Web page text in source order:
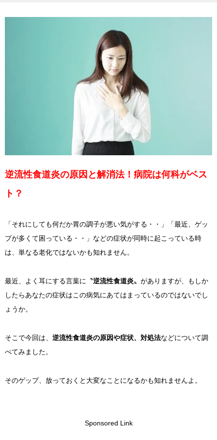
逆流性食道炎の原因と解消法！病院は何科がベス
ト？
「それにしても何だか胃の調子が悪い気がする・・」「最近、ゲッ
プが多くて困っている・・」などの症状が同時に起こっている時
は、単なる老化ではないかも知れません。
最近、よく耳にする言葉に〝逆流性食道炎〟がありますが、もしか
したらあなたの症状はこの病気にあてはまっているのではないでし
ょうか。
そこで今回は、 逆流性食道炎の原因や症状、対処法などについて調
べてみました。
そのゲップ、放っておくと大変なことになるかも知れませんよ。
Sponsored Link